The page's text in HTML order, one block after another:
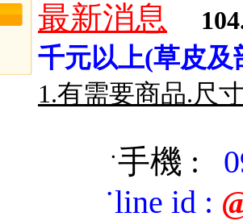
最新消息
千元以上(草皮及
1.有需要商品.尺
˙手機 :
˙line id :